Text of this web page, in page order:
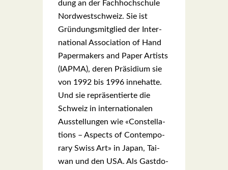
dung an der Fach­hoch­schu­le
Nord­west­schweiz. Sie ist
Grün­dungs­mit­glied der Inter­
na­tio­nal Asso­cia­ti­on of Hand
Paper­ma­kers and Paper Artists
(IAPMA), deren Prä­si­di­um sie
von 1992 bis 1996 inne­hat­te.
Und sie reprä­sen­tier­te die
Schweiz in inter­na­tio­na­len
Aus­stel­lun­gen wie «Con­stel­la­
ti­ons – Aspects of Con­tem­po­
ra­ry Swiss Art» in Japan, Tai­
wan und den USA. Als Gast­do­